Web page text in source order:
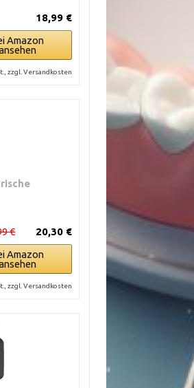
18,99 €
Amazon
zzgl. Versandkosten
20,30 €
€
Amazon
zzgl. Versandkosten